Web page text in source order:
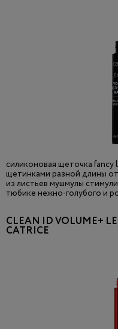
силиконовая щеточка
щетинками разной длины
из листьев мушмулы
тюбике нежно-голубого и
CLEAN ID VOLUME+
CATRICE